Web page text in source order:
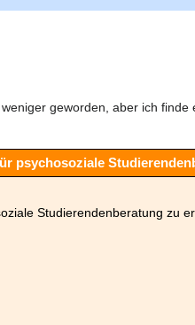
geworden, aber ich
psychosoziale
Studierendenberatung zu